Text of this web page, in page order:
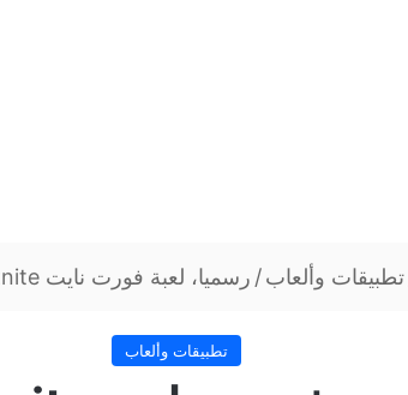
تطبيقات وألعاب/ رسميا، لعبة فورت نايت Fortnite لجهاز نينتندو سويتش
تطبيقات وألعاب